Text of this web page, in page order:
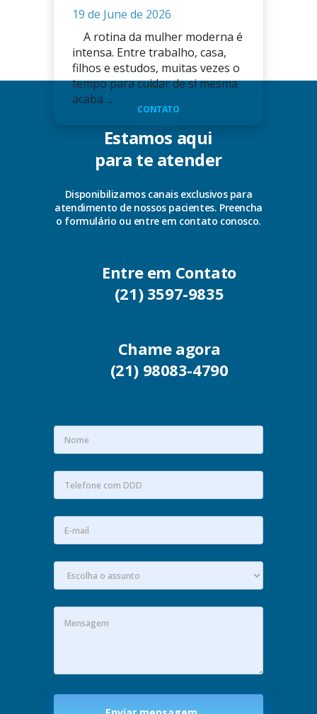
19 de June de 2026
A rotina da mulher moderna é
intensa. Entre trabalho, casa,
filhos e estudos, muitas vezes o
tempo para cuidar de si mesma
acaba ...
CONTATO
Estamos aqui
para te atender
Disponibilizamos canais exclusivos para
atendimento de nossos pacientes. Preencha
o formulário ou entre em contato conosco.
Entre em Contato
(21) 3597-9835
Chame agora
(21) 98083-4790